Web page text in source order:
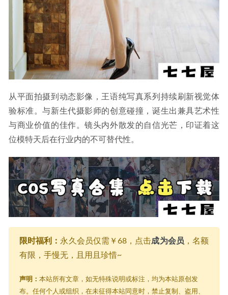
从平面拍摄到动态影像，王语纯写真系列持续刷新视觉体
验标准。与新生代摄影师的创意碰撞，诞生出兼具艺术性
与商业价值的佳作。镜头内外散发的自信光芒，印证着这
位模特天后在行业内的不可替代性。
限时福利： 永久会员仅需￥68，点击成为会员 ，名额
有限，手慢无，且用且珍惜~
声明： 本站所有文章，如无特殊说明或标注，均为本站原创发
布。任何个人或组织，在未征得本站同意时，禁止复制、盗用、